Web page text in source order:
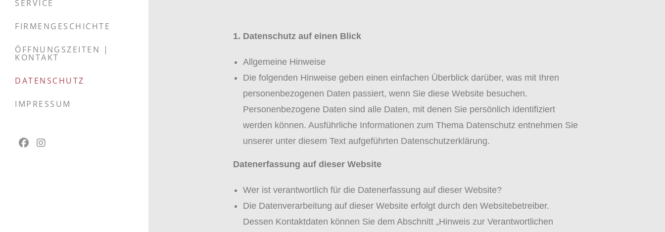
SERVICE
FIRMENGESCHICHTE
ÖFFNUNGSZEITEN |
KONTAKT
DATENSCHUTZ
IMPRESSUM
1. Datenschutz auf einen Blick
Allgemeine Hinweise
Die folgenden Hinweise geben einen einfachen Überblick darüber, was mit Ihren
personenbezogenen Daten passiert, wenn Sie diese Website besuchen.
Personenbezogene Daten sind alle Daten, mit denen Sie persönlich identifiziert
werden können. Ausführliche Informationen zum Thema Datenschutz entnehmen Sie
unserer unter diesem Text aufgeführten Datenschutzerklärung.
Datenerfassung auf dieser Website
Wer ist verantwortlich für die Datenerfassung auf dieser Website?
Die Datenverarbeitung auf dieser Website erfolgt durch den Websitebetreiber.
Dessen Kontaktdaten können Sie dem Abschnitt „Hinweis zur Verantwortlichen